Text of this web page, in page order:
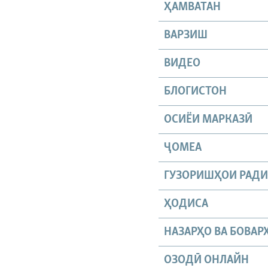
ҲАМВАТАН
ВАРЗИШ
ВИДЕО
БЛОГИСТОН
ОСИЁИ МАРКАЗӢ
ҶОМEА
ГУЗОРИШҲОИ
ҲОДИСА
НАЗАРҲО ВА
ОЗОДӢ ОНЛАЙН